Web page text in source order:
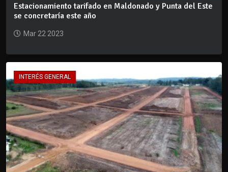
Estacionamiento tarifado en Maldonado y Punta del Este
se concretaría este año
Mar 22 2023
INTERÉS GENERAL